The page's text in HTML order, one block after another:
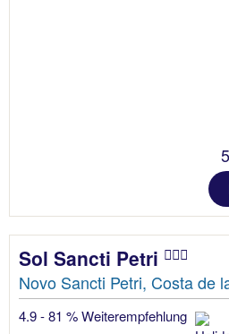
Sol Sancti Petri
Novo Sancti Petri, Costa de
4.9 - 81 % Weiterempfehlung